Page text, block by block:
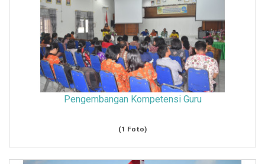
Pengembangan Kompetensi Guru
(1 Foto)